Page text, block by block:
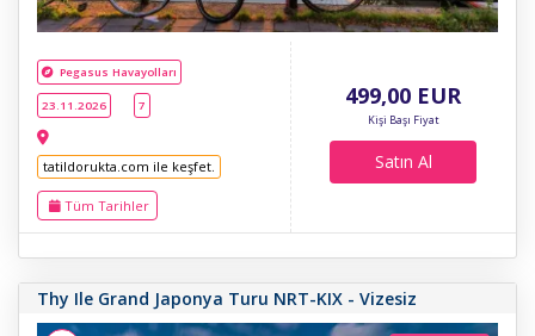
Pegasus Havayolları
23.11.2026 7
tatildorukta.com ile keşfet.
Tüm Tarihler
499,00 EUR
Kişi Başı Fiyat
Satın Al
Thy Ile Grand Japonya Turu NRT-KIX - Vizesiz